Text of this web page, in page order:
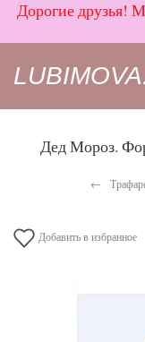
Дорогие друзья!
Дед Мороз.
Добавить в избранное